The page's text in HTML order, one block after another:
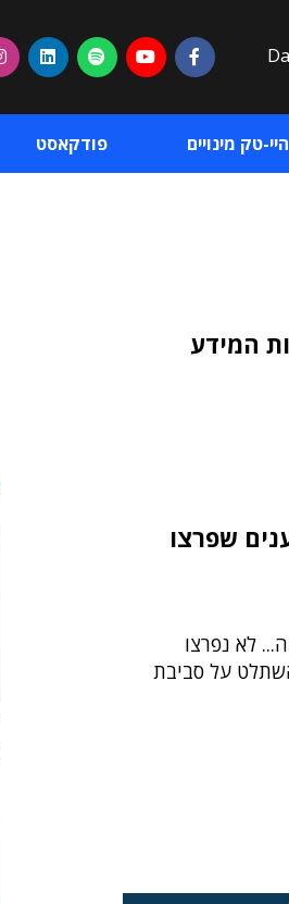
היי-טק מינויים פודקאסט
המידע
שפרצו
לא נפרצו
על סביבת